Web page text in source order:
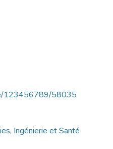
123456789/58035
Ingénierie et Santé